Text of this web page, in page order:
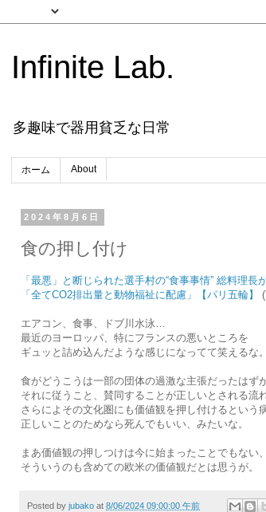
Infinite Lab.
多趣味で器用貧乏な日常
ホーム About
2024年8月6日
食の押し付け
「最悪」と断じられた選手村の“食事事情” 総料理長
「全てCO2排出量と動物福祉に配慮」【パリ五輪】
エアコン、食事、ドブ川水泳…
最近のヨーロッパ、特にフランスの悪いところを
ギュッと詰め込んだような感じになってて笑えるな。
食がどうこうは一部の団体の過激な主張だったはず
それに従うこと、賛同することが正しいとされる流れ
さらによその文化圏にも価値観を押し付けるという病
正しいことのためなら死んでもいい、みたいな。
まあ価値観の押しつけは今に始まったことでもない、
そういうのも含めての欧米の価値観だとは思うが。
Posted by jubako at 8/06/2024 09:00:00 午前